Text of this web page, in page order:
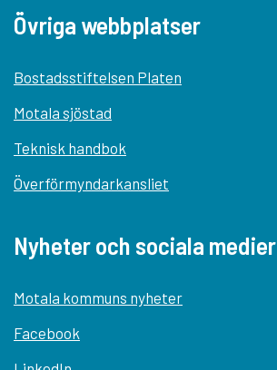
Övriga webbplatser
Bostadsstiftelsen Platen
Motala sjöstad
Teknisk handbok
Överförmyndarkansliet
Nyheter och sociala medier
Motala kommuns nyheter
Facebook